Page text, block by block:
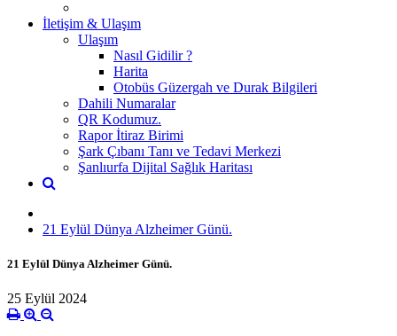
İletişim & Ulaşım
Ulaşım
Nasıl Gidilir ?
Harita
Otobüs Güzergah ve Durak Bilgileri
Dahili Numaralar
QR Kodumuz.
Rapor İtiraz Birimi
Şark Çıbanı Tanı ve Tedavi Merkezi
Şanlıurfa Dijital Sağlık Haritası
21 Eylül Dünya Alzheimer Günü.
21 Eylül Dünya Alzheimer Günü.
25 Eylül 2024